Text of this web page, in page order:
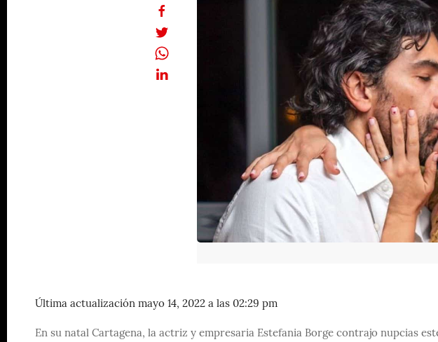
Última actualización mayo 14, 2022 a las 02:29 pm
En su natal Cartagena, la actriz y empresaria Estefania Borge contrajo nupcias